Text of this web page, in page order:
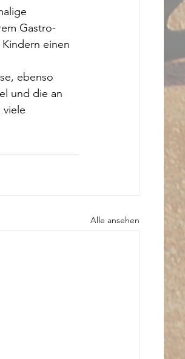
Gastro-
einen
ebenso
und die an
Alle ansehen